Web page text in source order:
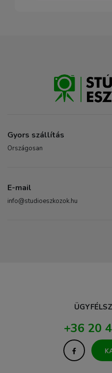
Gyors szállítás
Országosan
E-mail
info@studioeszkozok.hu
+36 20